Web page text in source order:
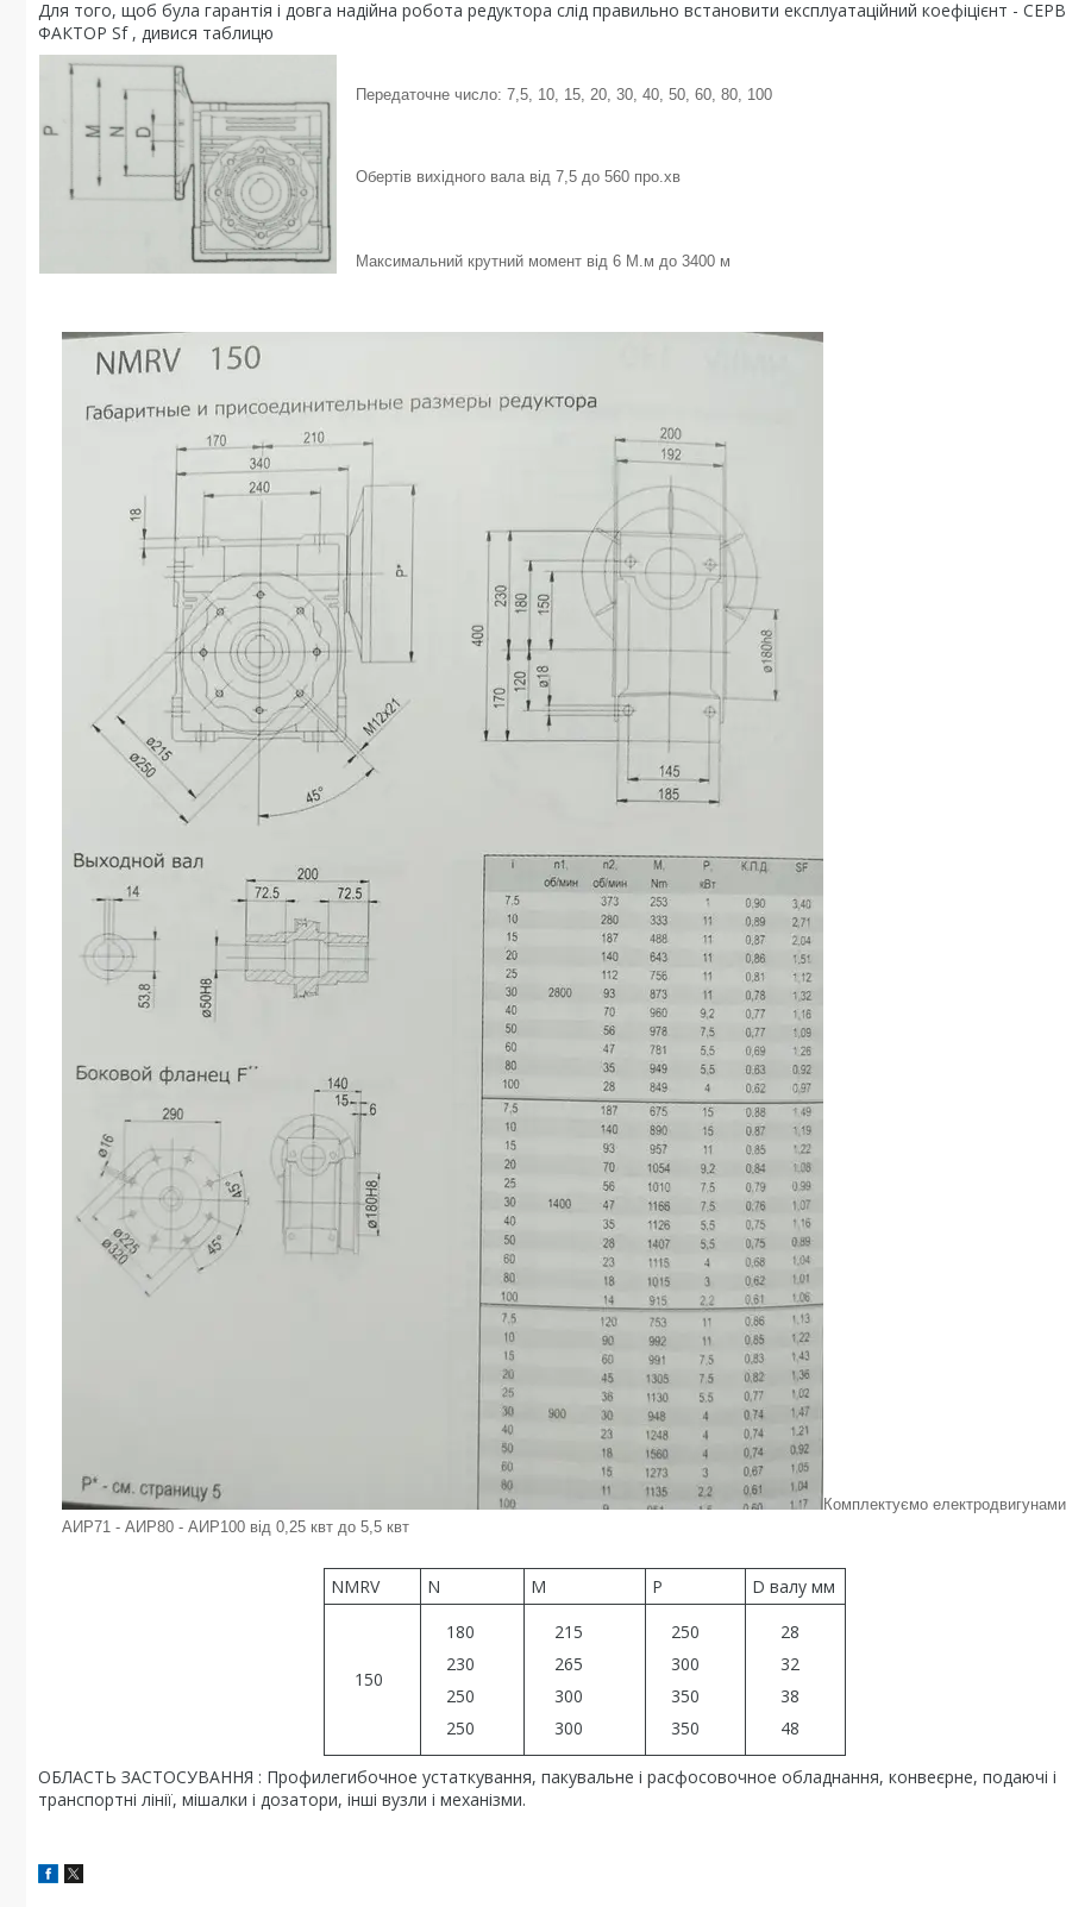
Для того, щоб була гарантія і довга надійна робота редуктора слід правильно встановити експлуатаційний коефіцієнт -
ФАКТОР Sf , дивися таблицю
Передаточне число: 7,5, 10, 15, 20, 30, 40, 50, 60, 80, 100
Обертів вихідного вала від 7,5 до 560 про.хв
Максимальний крутний момент від 6 М.м до 3400 м
Комплектуємо електродвигунами
АИР71 - АИР80 - АИР100 від 0,25 квт до 5,5 квт
NMRV N M P D валу мм
150
180
230
250
250
215
265
300
300
250
300
350
350
28
32
38
48
ОБЛАСТЬ ЗАСТОСУВАННЯ : Профилегибочное устаткування, пакувальне і расфосовочное обладнання, конвеєрне, подаючі і
транспортні лінії, мішалки і дозатори, інші вузли і механізми.